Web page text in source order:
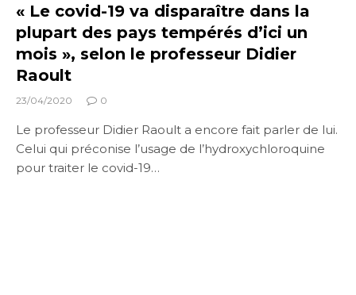
« Le covid-19 va disparaître dans la
plupart des pays tempérés d’ici un
mois », selon le professeur Didier
Raoult
23/04/2020 0
Le professeur Didier Raoult a encore fait parler de lui.
Celui qui préconise l’usage de l’hydroxychloroquine
pour traiter le covid-19…